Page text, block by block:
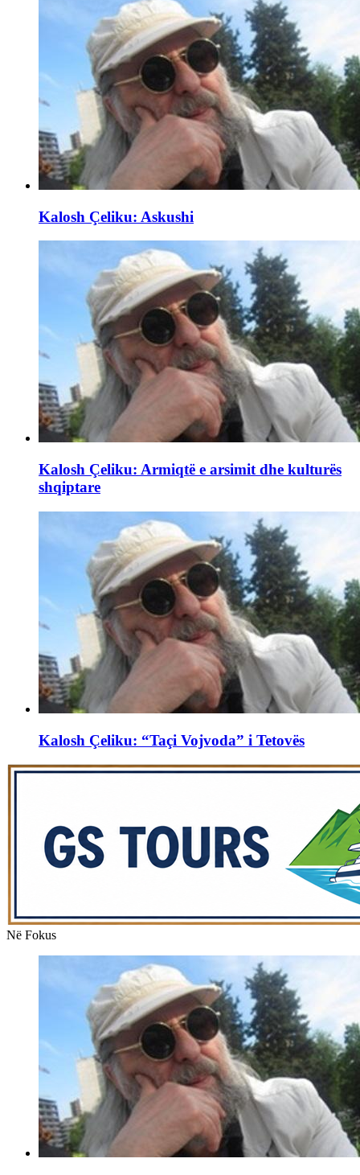
Kalosh Çeliku: Askushi
Kalosh Çeliku: Armiqtë e arsimit dhe kulturës
shqiptare
Kalosh Çeliku: “Taçi Vojvoda” i Tetovës
Në Fokus